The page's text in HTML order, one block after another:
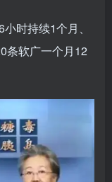
时持续1个月、
条软广一个月12